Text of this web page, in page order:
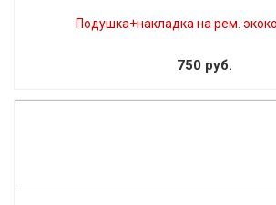
Подушка+накладка на рем.
750 руб.